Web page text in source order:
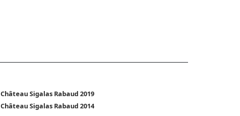
Château Sigalas Rabaud 2019
Château Sigalas Rabaud 2014